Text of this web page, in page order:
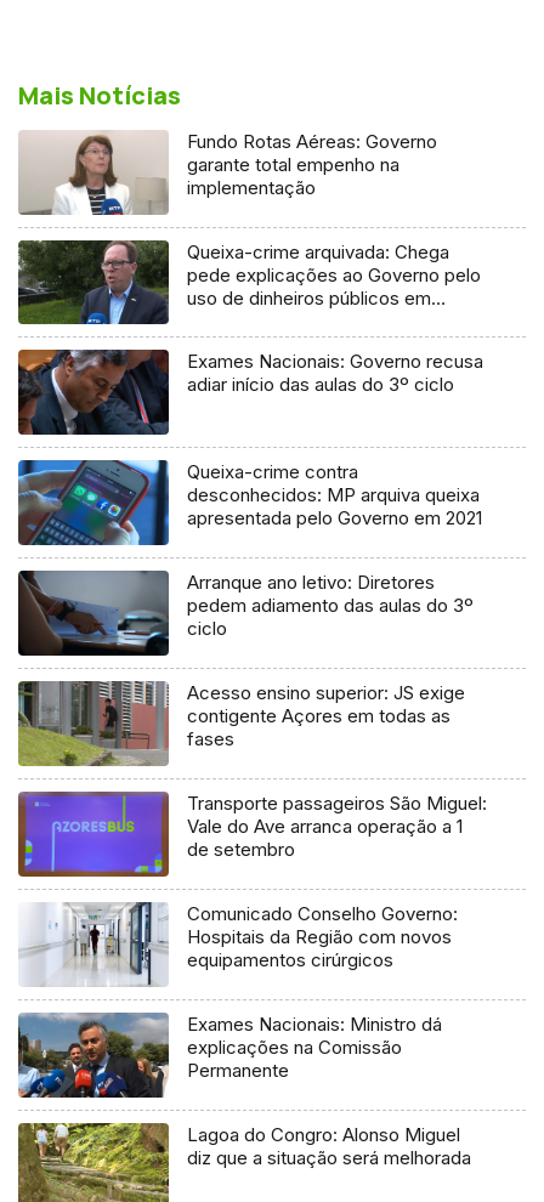
Mais Notícias
Fundo Rotas Aéreas: Governo
garante total empenho na
implementação
Queixa-crime arquivada: Chega
pede explicações ao Governo pelo
uso de dinheiros públicos em
Exames Nacionais: Governo recusa
adiar início das aulas do 3º ciclo
Queixa-crime contra
desconhecidos: MP arquiva queixa
apresentada pelo Governo em 2021
Arranque ano letivo: Diretores
pedem adiamento das aulas do 3º
ciclo
Acesso ensino superior: JS exige
contigente Açores em todas as
fases
Transporte passageiros São Miguel:
Vale do Ave arranca operação a 1
de setembro
Comunicado Conselho Governo:
Hospitais da Região com novos
equipamentos cirúrgicos
Exames Nacionais: Ministro dá
explicações na Comissão
Permanente
Lagoa do Congro: Alonso Miguel
diz que a situação será melhorada